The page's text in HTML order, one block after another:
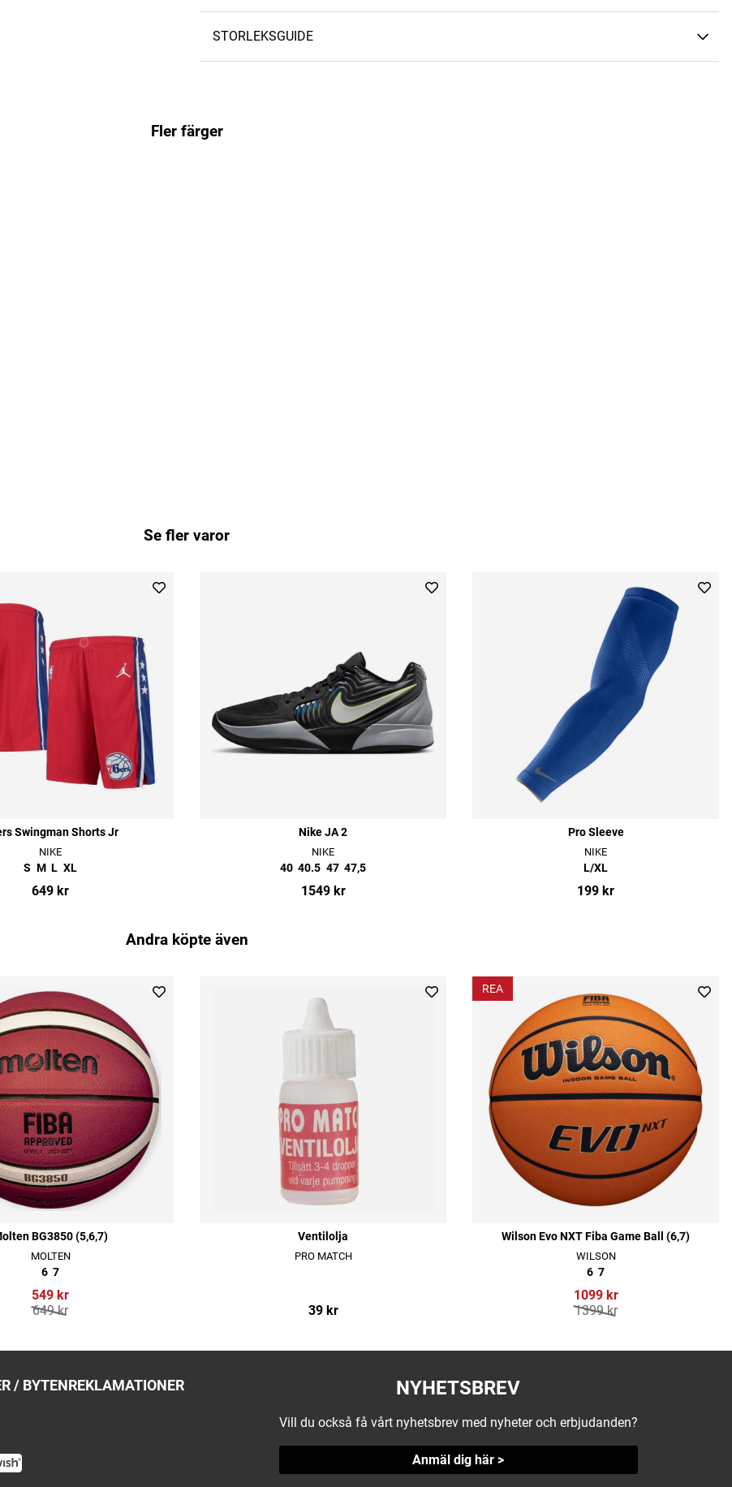
STORLEKSGUIDE
Fler färger
Se fler varor
Swingman Shorts Jr
NIKE
S M L XL
649 kr
Nike JA 2
NIKE
40 40.5 47 47,5
1549 kr
Pro Sleeve
NIKE
L/XL
199 kr
Andra köpte även
BG3850 (5,6,7)
MOLTEN
6 7
549 kr
649 kr
Ventilolja
PRO MATCH
39 kr
REA
Wilson Evo NXT Fiba Game Ball (6,7)
WILSON
6 7
1099 kr
1399 kr
/ BYTENREKLAMATIONER NYHETSBREV
Vill du också få vårt nyhetsbrev med nyheter och erbjudanden?
Anmäl dig här >